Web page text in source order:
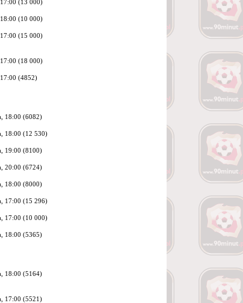
(13 000)
(10 000)
(15 000)
(18 000)
(4852)
18:00 (6082)
18:00 (12 530)
19:00 (8100)
20:00 (6724)
18:00 (8000)
17:00 (15 296)
17:00 (10 000)
18:00 (5365)
18:00 (5164)
17:00 (5521)